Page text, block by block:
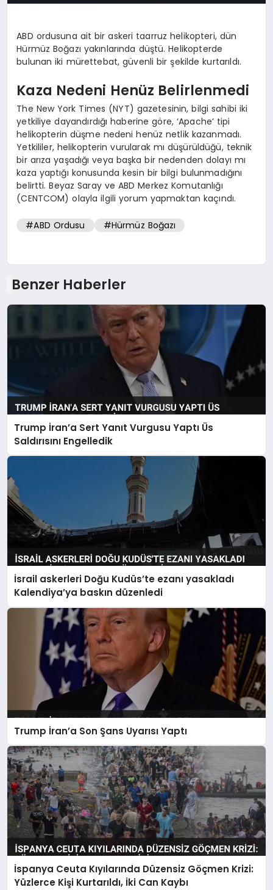
ABD ordusuna ait bir askeri taarruz helikopteri, dün
Hürmüz Boğazı yakınlarında düştü. Helikopterde
bulunan iki mürettebat, güvenli bir şekilde kurtarıldı.
Kaza Nedeni Henüz Belirlenmedi
The New York Times (NYT) gazetesinin, bilgi sahibi iki
yetkiliye dayandırdığı haberine göre, ‘Apache’ tipi
helikopterin düşme nedeni henüz netlik kazanmadı.
Yetkililer, helikopterin vurularak mı düşürüldüğü, teknik
bir arıza yaşadığı veya başka bir nedenden dolayı mı
kaza yaptığı konusunda kesin bir bilgi bulunmadığını
belirtti. Beyaz Saray ve ABD Merkez Komutanlığı
(CENTCOM) olayla ilgili yorum yapmaktan kaçındı.
#ABD Ordusu #Hürmüz Boğazı
Benzer Haberler
Trump İran’a Sert Yanıt Vurgusu Yaptı Üs
Saldırısını Engelledik
İsrail askerleri Doğu Kudüs’te ezanı yasakladı
Kalendiya’ya baskın düzenledi
Trump İran’a Son Şans Uyarısı Yaptı
İspanya Ceuta Kıyılarında Düzensiz Göçmen Krizi:
Yüzlerce Kişi Kurtarıldı, İki Can Kaybı